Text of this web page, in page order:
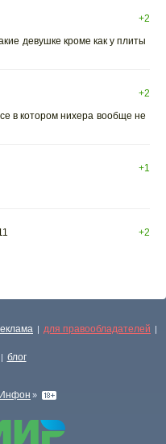
+2
девушке кроме как у плиты
+2
в котором нихера вообще не
+1
+2
| для правообладателей |
| блог
Инфон »